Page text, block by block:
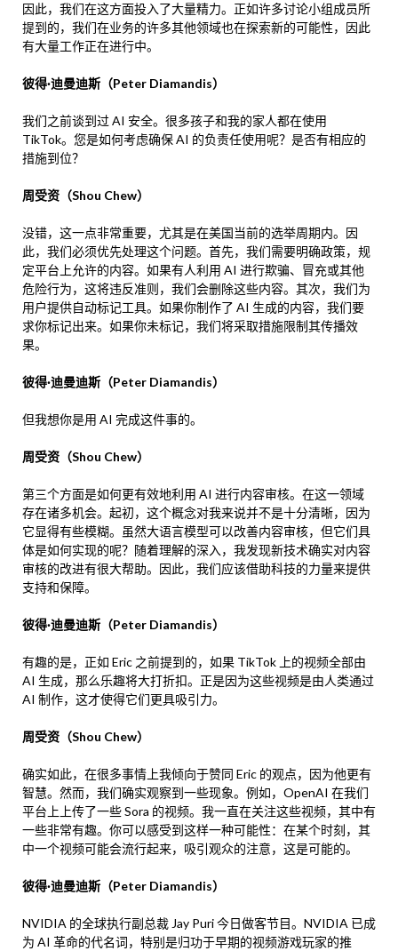
因此，我们在这方面投入了大量精力。正如许多讨论小组成员所
提到的，我们在业务的许多其他领域也在探索新的可能性，因此
有大量工作正在进行中。
彼得·迪曼迪斯（Peter Diamandis）
我们之前谈到过 AI 安全。很多孩子和我的家人都在使用
TikTok。您是如何考虑确保 AI 的负责任使用呢？是否有相应的
措施到位？
周受资（Shou Chew）
没错，这一点非常重要，尤其是在美国当前的选举周期内。因
此，我们必须优先处理这个问题。首先，我们需要明确政策，规
定平台上允许的内容。如果有人利用 AI 进行欺骗、冒充或其他
危险行为，这将违反准则，我们会删除这些内容。其次，我们为
用户提供自动标记工具。如果你制作了 AI 生成的内容，我们要
求你标记出来。如果你未标记，我们将采取措施限制其传播效
果。
彼得·迪曼迪斯（Peter Diamandis）
但我想你是用 AI 完成这件事的。
周受资（Shou Chew）
第三个方面是如何更有效地利用 AI 进行内容审核。在这一领域
存在诸多机会。起初，这个概念对我来说并不是十分清晰，因为
它显得有些模糊。虽然大语言模型可以改善内容审核，但它们具
体是如何实现的呢？随着理解的深入，我发现新技术确实对内容
审核的改进有很大帮助。因此，我们应该借助科技的力量来提供
支持和保障。
彼得·迪曼迪斯（Peter Diamandis）
有趣的是，正如 Eric 之前提到的，如果 TikTok 上的视频全部由
AI 生成，那么乐趣将大打折扣。正是因为这些视频是由人类通过
AI 制作，这才使得它们更具吸引力。
周受资（Shou Chew）
确实如此，在很多事情上我倾向于赞同 Eric 的观点，因为他更有
智慧。然而，我们确实观察到一些现象。例如，OpenAI 在我们
平台上上传了一些 Sora 的视频。我一直在关注这些视频，其中有
一些非常有趣。你可以感受到这样一种可能性：在某个时刻，其
中一个视频可能会流行起来，吸引观众的注意，这是可能的。
彼得·迪曼迪斯（Peter Diamandis）
NVIDIA 的全球执行副总裁 Jay Puri 今日做客节目。NVIDIA 已成
为 AI 革命的代名词，特别是归功于早期的视频游戏玩家的推